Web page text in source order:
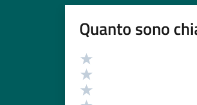
Quanto sono
Valutazione